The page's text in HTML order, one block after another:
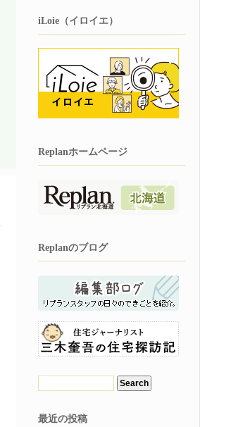
iLoie（イロイエ）
Replanホームページ
Replanのブログ
最近の投稿